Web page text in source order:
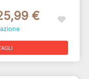
€